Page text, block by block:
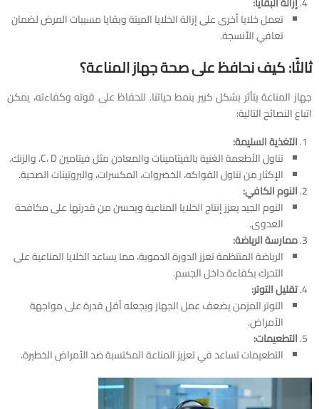
تعمل خلايا أخرى على إزالة الخلايا الميتة وبقايا مسببات المرض لضمان
تعافي الأنسجة.
ثالثًا: كيف نحافظ على صحة جهاز المناعة؟
جهاز المناعة يتأثر بشكل كبير بنمط حياتنا. للحفاظ على قوته وكفاءته، يمكن
اتباع النصائح التالية:
التغذية السليمة:
تناول الأطعمة الغنية بالفيتامينات والمعادن مثل فيتامين C، D، والزنك.
الإكثار من تناول الفواكه، الخضروات، المكسرات، والبروتينات الصحية.
النوم الكافي:
النوم الجيد يعزز إنتاج الخلايا المناعية ويحسن من قدرتها على مكافحة
العدوى.
ممارسة الرياضة:
الرياضة المنتظمة تعزز الدورة الدموية، مما يساعد الخلايا المناعية على
التحرك بكفاءة داخل الجسم.
تقليل التوتر:
التوتر المزمن يضعف عمل الجهاز ويجعله أقل قدرة على مواجهة
الأمراض.
التطعيمات:
التطعيمات تساعد في تعزيز المناعة المكتسبة ضد الأمراض الخطيرة.